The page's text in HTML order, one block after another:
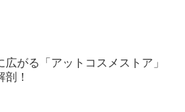
広がる「アットコスメストア」
剖！